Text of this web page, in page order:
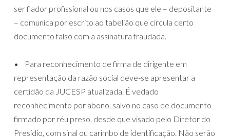
ser fiador profissional ou nos casos que ele – depositante
– comunica por escrito ao tabelião que circula certo
documento falso com a assinatura fraudada.
• Para reconhecimento de firma de dirigente em
representação da razão social deve-se apresentar a
certidão da JUCESP atualizada. É vedado
reconhecimento por abono, salvo no caso de documento
firmado por réu preso, desde que visado pelo Diretor do
Presídio, com sinal ou carimbo de identificação. Não serão